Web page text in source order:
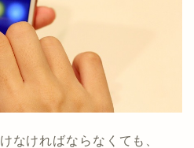
なければならなくても、